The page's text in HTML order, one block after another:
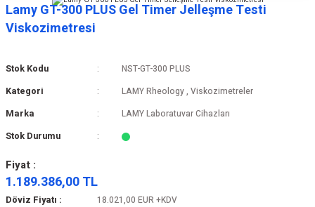
Lamy GT-300 PLUS Gel Timer Jelleşme Testi
Viskozimetresi
Stok Kodu NST-GT-300 PLUS
Kategori LAMY Rheology , Viskozimetreler
Marka LAMY Laboratuvar Cihazları
Stok Durumu
Fiyat :
1.189.386,00 TL
Döviz Fiyatı : 18.021,00 EUR +KDV